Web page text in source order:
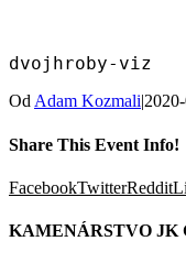
dvojhroby-viz
OdAdam Kozmali|
Share This Event Info!
FacebookTwitterReddit
KAMENÁRSTVO JK